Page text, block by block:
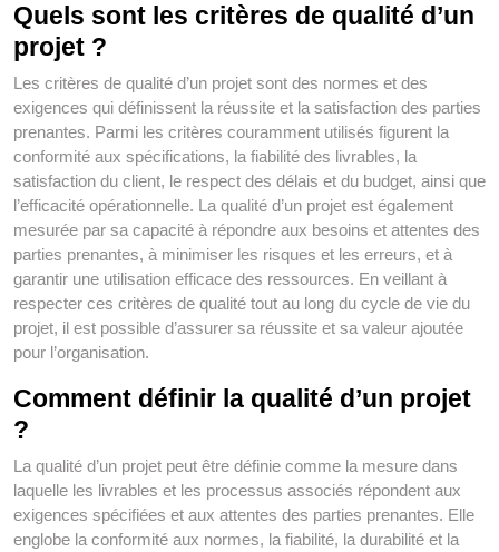
Quels sont les critères de qualité d’un
projet ?
Les critères de qualité d’un projet sont des normes et des
exigences qui définissent la réussite et la satisfaction des parties
prenantes. Parmi les critères couramment utilisés figurent la
conformité aux spécifications, la fiabilité des livrables, la
satisfaction du client, le respect des délais et du budget, ainsi que
l’efficacité opérationnelle. La qualité d’un projet est également
mesurée par sa capacité à répondre aux besoins et attentes des
parties prenantes, à minimiser les risques et les erreurs, et à
garantir une utilisation efficace des ressources. En veillant à
respecter ces critères de qualité tout au long du cycle de vie du
projet, il est possible d’assurer sa réussite et sa valeur ajoutée
pour l’organisation.
Comment définir la qualité d’un projet
?
La qualité d’un projet peut être définie comme la mesure dans
laquelle les livrables et les processus associés répondent aux
exigences spécifiées et aux attentes des parties prenantes. Elle
englobe la conformité aux normes, la fiabilité, la durabilité et la